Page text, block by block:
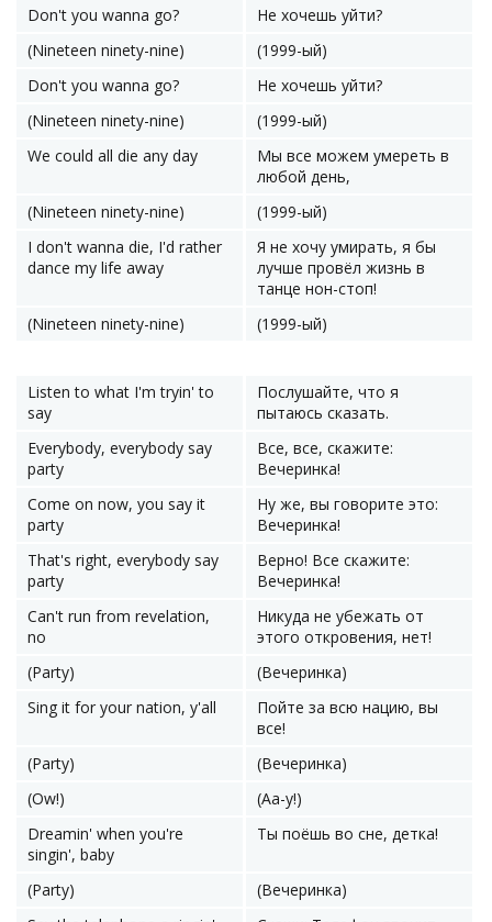
Don't you wanna go?
Не хочешь уйти?
(Nineteen ninety-nine)
(1999-ый)
Don't you wanna go?
Не хочешь уйти?
(Nineteen ninety-nine)
(1999-ый)
We could all die any day
Мы все можем умереть в
любой день,
(Nineteen ninety-nine)
(1999-ый)
I don't wanna die, I'd rather
dance my life away
Я не хочу умирать, я бы
лучше провёл жизнь в
танце нон-стоп!
(Nineteen ninety-nine)
(1999-ый)
Listen to what I'm tryin' to
say
Послушайте, что я
пытаюсь сказать.
Everybody, everybody say
party
Все, все, скажите:
Вечеринка!
Come on now, you say it
party
Ну же, вы говорите это:
Вечеринка!
That's right, everybody say
party
Верно! Все скажите:
Вечеринка!
Can't run from revelation,
no
Никуда не убежать от
этого откровения, нет!
(Party)
(Вечеринка)
Sing it for your nation, y'all
Пойте за всю нацию, вы
все!
(Party)
(Вечеринка)
(Ow!)
(Аа-у!)
Dreamin' when you're
singin', baby
Ты поёшь во сне, детка!
(Party)
(Вечеринка)